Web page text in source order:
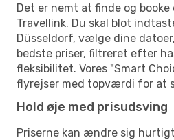
Det er nemt at finde og
Travellink. Du skal blot
Düsseldorf, vælge dine
bedste priser, filtreret efter
fleksibilitet. Vores "Smart
flyrejser med topværdi for at
Hold øje med prisudsving
Priserne kan ændre sig